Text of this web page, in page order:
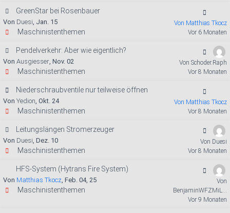
GreenStar bei Rosenbauer
Von Duesi , Jan. 15
Maschinistenthemen
Von Matthias Tkocz
Vor 6 Monaten
Pendelverkehr: Aber wie eigentlich?
Von Ausgiesser , Nov. 02
Maschinistenthemen
Von Schoder.Raph
Vor 8 Monaten
Niederschraubventile nur teilweise öffnen
Von Yedion , Okt. 24
Maschinistenthemen
Von Matthias Tkocz
Vor 8 Monaten
Leitungslängen Stromerzeuger
Von Duesi , Dez. 10
Maschinistenthemen
Von Duesi
Vor 8 Monaten
HFS-System (Hytrans Fire System)
Von Matthias Tkocz , Feb. 04, 25
Maschinistenthemen
Von
BenjaminWFZMiL...
Vor 9 Monaten